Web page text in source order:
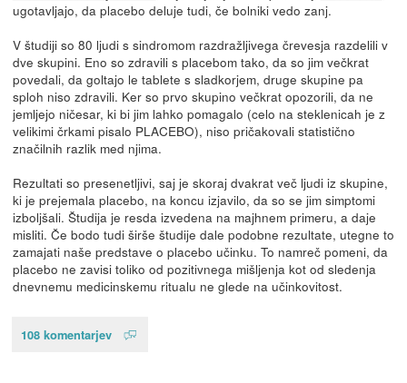
ugotavljajo, da placebo deluje tudi, če bolniki vedo zanj.
V študiji so 80 ljudi s sindromom razdražljivega črevesja razdelili v
dve skupini. Eno so zdravili s placebom tako, da so jim večkrat
povedali, da goltajo le tablete s sladkorjem, druge skupine pa
sploh niso zdravili. Ker so prvo skupino večkrat opozorili, da ne
jemljejo ničesar, ki bi jim lahko pomagalo (celo na steklenicah je z
velikimi črkami pisalo PLACEBO), niso pričakovali statistično
značilnih razlik med njima.
Rezultati so presenetljivi, saj je skoraj dvakrat več ljudi iz skupine,
ki je prejemala placebo, na koncu izjavilo, da so se jim simptomi
izboljšali. Študija je resda izvedena na majhnem primeru, a daje
misliti. Če bodo tudi širše študije dale podobne rezultate, utegne to
zamajati naše predstave o placebo učinku. To namreč pomeni, da
placebo ne zavisi toliko od pozitivnega mišljenja kot od sledenja
dnevnemu medicinskemu ritualu ne glede na učinkovitost.
108 komentarjev